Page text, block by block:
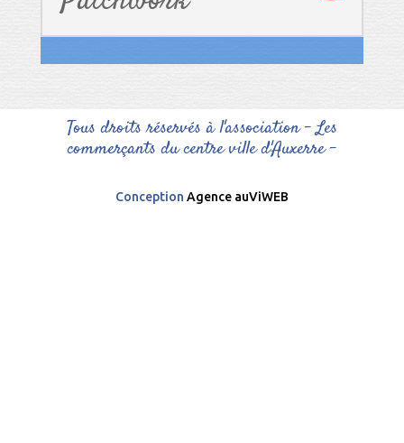
Tous droits réservés à l'association - Les
commerçants du centre ville d'Auxerre -
Conception Agence auViWEB